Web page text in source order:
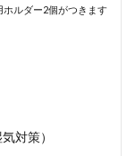
ルダー2個がつきます
対策）